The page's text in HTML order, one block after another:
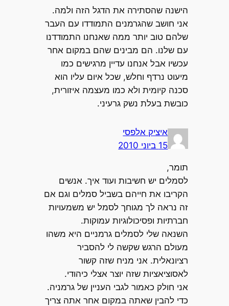
הישנה שהסתירה את הדגל הזה ולמה.
אני חושב שהגרמנים התמודדו עם העבר
שלהם טוב יותר ממה שאנחנו התמודדנו
עם שלנו. הם מבינים שהם במקום אחר
עכשיו אבל אנחנו עדיין מרגישים כמו
מיעוט נרדף וחלש, שכל איום עליו הוא
סכנה קיומית ולא כמו מעצמה איזורית,
כובשת בעלת נשק גרעיני.
איציק אלפסי
15 ביוני 2010
תומר,
לסמלים יש חשיבות ועוד איך. אנשים
הקריבו את חייהם בשביל סמלים וגם אם
זה נראה לך מגוחך לסמל יש משמעויות
חברתיות ופסיכולוגיות עמוקות.
השנאה שלי לסמלים גרמניים היא משהו
מעולם הרגש שקשה לי להסביר
רציונאלית. אני מניח שזה קשור
לאסוציאציות שזה יוצר אצלי כיהודי.
אני חולק כאמור לגבי העניין של גרמניה.
כדי להבין שאתה במקום אחר אתה צריך